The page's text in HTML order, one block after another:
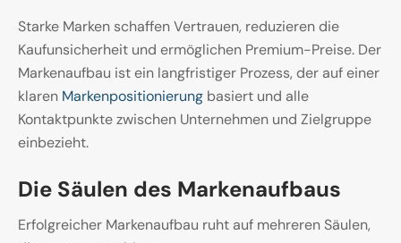
Starke Marken schaffen Vertrauen, reduzieren die
Kaufunsicherheit und ermöglichen Premium-Preise. Der
Markenaufbau ist ein langfristiger Prozess, der auf einer
klaren Markenpositionierung basiert und alle
Kontaktpunkte zwischen Unternehmen und Zielgruppe
einbezieht.
Die Säulen des Markenaufbaus
Erfolgreicher Markenaufbau ruht auf mehreren Säulen,